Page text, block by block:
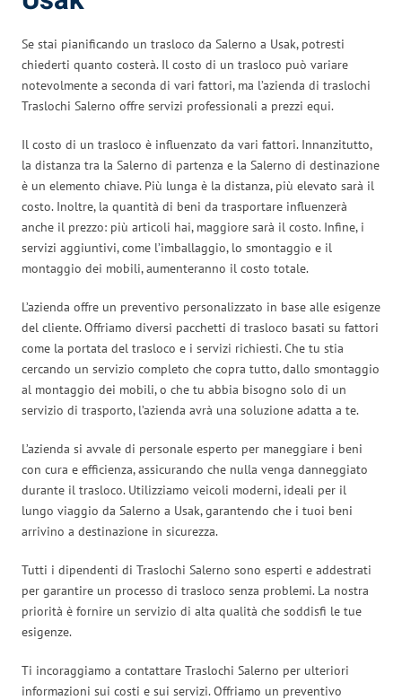
Se stai pianificando un trasloco da Salerno a Usak, potresti
chiederti quanto costerà. Il costo di un trasloco può variare
notevolmente a seconda di vari fattori, ma l’azienda di traslochi
Traslochi Salerno offre servizi professionali a prezzi equi.
Il costo di un trasloco è influenzato da vari fattori. Innanzitutto,
la distanza tra la Salerno di partenza e la Salerno di destinazione
è un elemento chiave. Più lunga è la distanza, più elevato sarà il
costo. Inoltre, la quantità di beni da trasportare influenzerà
anche il prezzo: più articoli hai, maggiore sarà il costo. Infine, i
servizi aggiuntivi, come l’imballaggio, lo smontaggio e il
montaggio dei mobili, aumenteranno il costo totale.
L’azienda offre un preventivo personalizzato in base alle esigenze
del cliente. Offriamo diversi pacchetti di trasloco basati su fattori
come la portata del trasloco e i servizi richiesti. Che tu stia
cercando un servizio completo che copra tutto, dallo smontaggio
al montaggio dei mobili, o che tu abbia bisogno solo di un
servizio di trasporto, l’azienda avrà una soluzione adatta a te.
L’azienda si avvale di personale esperto per maneggiare i beni
con cura e efficienza, assicurando che nulla venga danneggiato
durante il trasloco. Utilizziamo veicoli moderni, ideali per il
lungo viaggio da Salerno a Usak, garantendo che i tuoi beni
arrivino a destinazione in sicurezza.
Tutti i dipendenti di Traslochi Salerno sono esperti e addestrati
per garantire un processo di trasloco senza problemi. La nostra
priorità è fornire un servizio di alta qualità che soddisfi le tue
esigenze.
Ti incoraggiamo a contattare Traslochi Salerno per ulteriori
informazioni sui costi e sui servizi. Offriamo un preventivo